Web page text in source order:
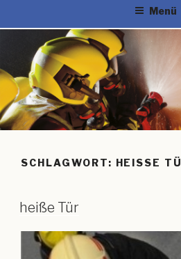
Menü
SCHLAGWORT: HEISSE TÜR
heiße Tür